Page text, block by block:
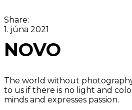
Share:
1. júna 2021
NOVO
The world without
to us if there is no light and
minds and expresses passion.